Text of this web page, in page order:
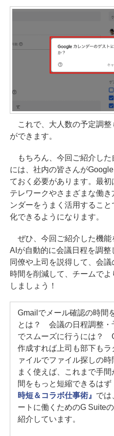
これで、大人数の予定調整
ができます。
もちろん、今回ご紹介した
には、社内の皆さんが
ておく必要があります。最初
テレワークやさまざまな働
ンダーをうまく活用するこ
化できるようになります。
ぜひ、今回ご紹介した機能
AIが自動的に会議日程を調整
同僚や上司を説得して、会
時間を削減して、チームで
しましょう！
Gmailでメール確認の時間
とは？ 会議の日程調整・
でスムーズに行うには？
作成すれば上司も部下も
ァイルでファイル探しの
まく使えば、これまで手
間をもっと短縮できるは
時短＆コラボ仕事術』 では
ートに働くためのG Suite
紹介しています。